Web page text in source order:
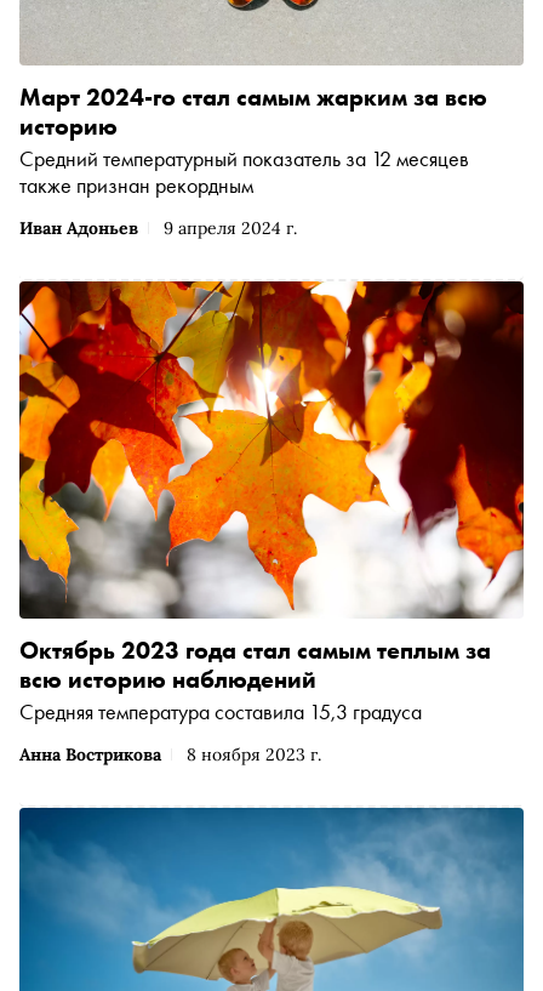
Иван Адоньев 9 апреля 2024 г.
Март 2024-го стал самым жарким за всю
историю
Средний температурный показатель за 12 месяцев
также признан рекордным
Анна Вострикова 8 ноября 2023 г.
Октябрь 2023 года стал самым теплым за
всю историю наблюдений
Средняя температура составила 15,3 градуса